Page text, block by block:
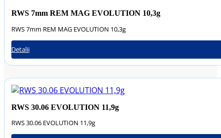
RWS 7mm REM MAG EVOLUTION 10,3g
RWS 7mm REM MAG EVOLUTION 10,3g
Detalii
RWS 30.06 EVOLUTION 11,9g
RWS 30.06 EVOLUTION 11,9g